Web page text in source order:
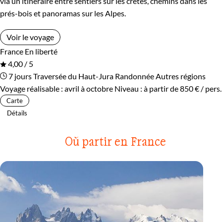
prés-bois et panoramas sur les Alpes.
Voir le voyage
France En liberté
4,00 / 5
7 joursTraversée du Haut-Jura Randonnée Autres régions
Voyage réalisable : avril à octobre Niveau : à partir de850 € / pers.
Carte
Détails
Où partir en France